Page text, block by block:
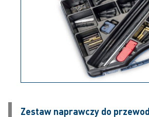
Zestaw naprawczy do